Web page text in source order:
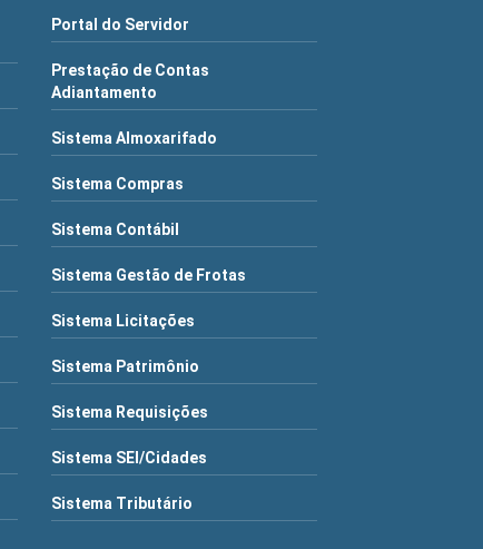
Portal do Servidor
Prestação de Contas
Adiantamento
Sistema Almoxarifado
Sistema Compras
Sistema Contábil
Sistema Gestão de Frotas
Sistema Licitações
Sistema Patrimônio
Sistema Requisições
Sistema SEI/Cidades
Sistema Tributário